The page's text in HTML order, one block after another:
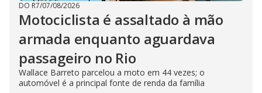
DO R7/07/08/2026
Motociclista é assaltado à mão
armada enquanto aguardava
passageiro no Rio
Wallace Barreto parcelou a moto em 44 vezes; o
automóvel é a principal fonte de renda da família